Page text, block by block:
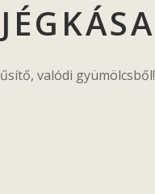
JÉGKÁSA
valódi gyümölcsből!